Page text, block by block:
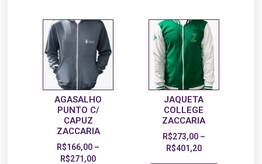
AGASALHO
PUNTO C/
CAPUZ
ZACCARIA
R$166,00 –
R$271,00
JAQUETA
COLLEGE
ZACCARIA
R$273,00–
R$401,20